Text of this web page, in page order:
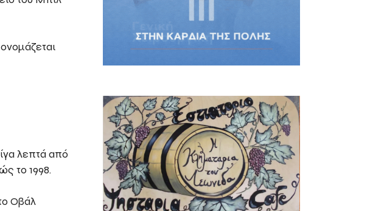
λεπτά από
το 1998.
Οβάλ